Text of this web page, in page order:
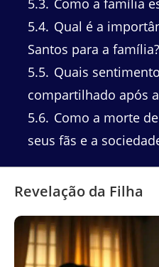
5.3 Como a família
5.4 Qual é a
Santos para a família?
5.5 Quais
compartilhado após
5.6 Como a morte
seus fãs e a
Revelação da Filha